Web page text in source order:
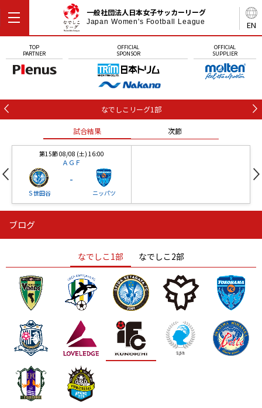
EN
一般社団法人日本女子サッカーリーグ
Japan Women's Football League
TOP
PARTNER
OFFICIAL
SPONSOR
OFFICIAL
SUPPLIER
なでしこリーグ1部
試合結果 次節
第15節 08/08 (土) 16:00
ＡＧＦ
Ｓ世田谷
-
ニッパツ
ニッパツ
ニッパツ 名古屋
石人の星
静岡 愛媛Ｌ
ブログ
なでしこ1部 なでしこ2部